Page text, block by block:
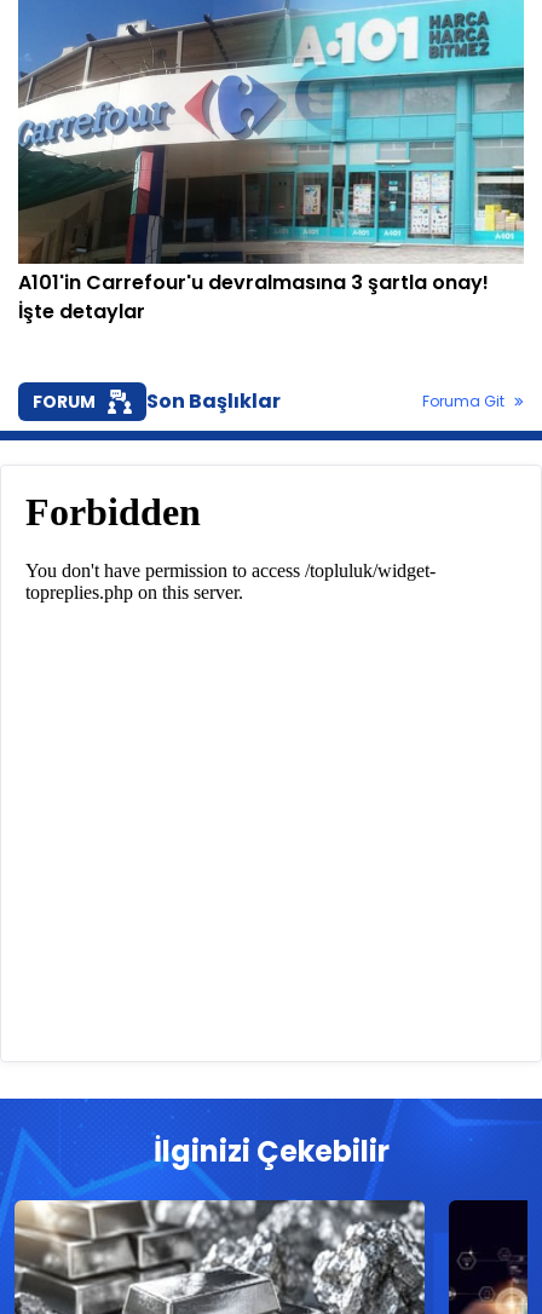
A101'in Carrefour'u devralmasına 3 şartla onay!
İşte detaylar
FORUM Son Başlıklar Foruma Git
İlginizi Çekebilir